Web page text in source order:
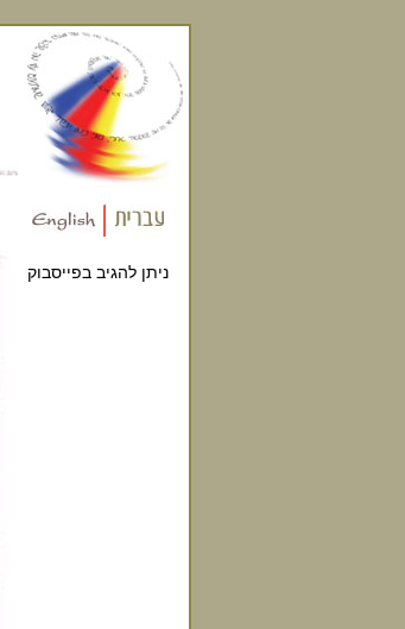
ניתן להגיב בפייסבוק